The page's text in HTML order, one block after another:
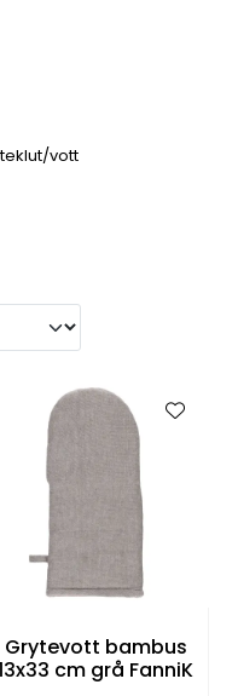
vott
Grytevott bambus
cm grå FanniK